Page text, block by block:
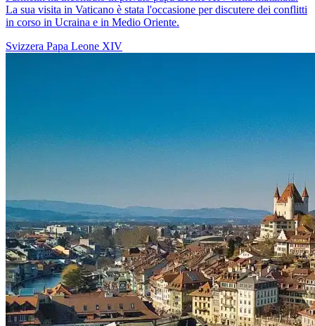
La sua visita in Vaticano è stata l'occasione per discutere dei conflitti
in corso in Ucraina e in Medio Oriente.
Svizzera Papa Leone XIV